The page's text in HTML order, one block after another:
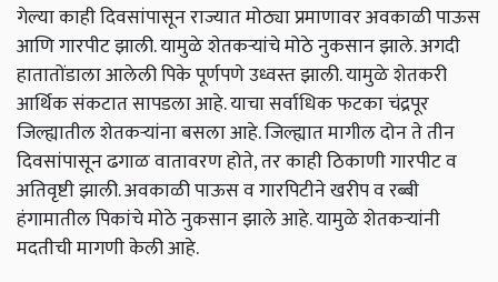
गेल्या काही दिवसांपासून राज्यात मोठ्या प्रमाणावर अवकाळी पाऊस
आणि गारपीट झाली. यामुळे शेतकऱ्यांचे मोठे नुकसान झाले. अगदी
हातातोंडाला आलेली पिके पूर्णपणे उध्वस्त झाली. यामुळे शेतकरी
आर्थिक संकटात सापडला आहे. याचा सर्वाधिक फटका चंद्रपूर
जिल्ह्यातील शेतकऱ्यांना बसला आहे. जिल्ह्यात मागील दोन ते तीन
दिवसांपासून ढगाळ वातावरण होते, तर काही ठिकाणी गारपीट व
अतिवृष्टी झाली. अवकाळी पाऊस व गारपिटीने खरीप व रब्बी
हंगामातील पिकांचे मोठे नुकसान झाले आहे. यामुळे शेतकऱ्यांनी
मदतीची मागणी केली आहे.